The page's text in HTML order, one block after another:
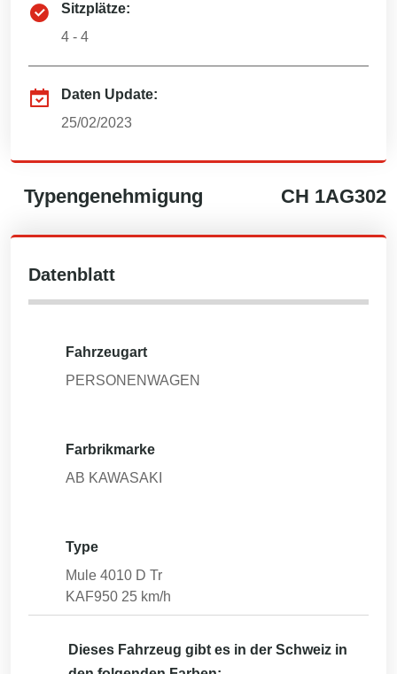
Sitzplätze:
4 - 4
Daten Update:
25/02/2023
Typengenehmigung CH 1AG302
Datenblatt
Fahrzeugart
PERSONENWAGEN
Farbrikmarke
AB KAWASAKI
Type
Mule 4010 D Tr
KAF950 25 km/h
Dieses Fahrzeug gibt es in der Schweiz in